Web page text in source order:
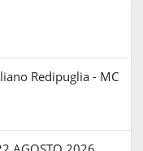
Redipuglia - MC